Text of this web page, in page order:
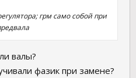
грм само собой при
валы?
фазик при замене?